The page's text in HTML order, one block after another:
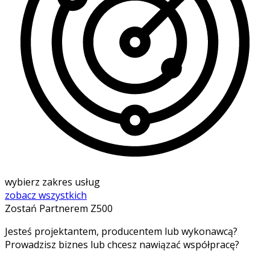
wybierz zakres usług
zobacz wszystkich
Zostań Partnerem Z500
Jesteś projektantem, producentem lub wykonawcą?
Prowadzisz biznes lub chcesz nawiązać współpracę?